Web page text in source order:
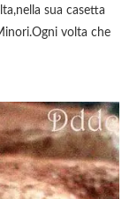
sua casetta
volta che